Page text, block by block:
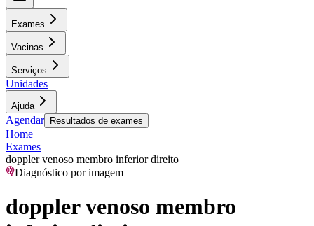
Exames
Vacinas
Serviços
Unidades
Ajuda
Agendar Resultados de exames
Home
Exames
doppler venoso membro inferior direito
Diagnóstico por imagem
doppler venoso membro